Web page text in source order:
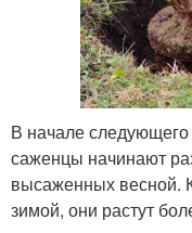
В начале
саженцы начинают
высаженных весной.
зимой, они растут